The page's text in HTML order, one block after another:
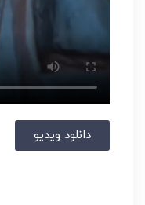
دانلود ویدیو